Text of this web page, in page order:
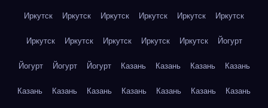
Иркутск Иркутск Иркутск Иркутск Иркутск Иркутск
Иркутск Иркутск Иркутск Иркутск Иркутск Йогурт
Йогурт Йогурт Йогурт Казань Казань Казань Казань
Казань Казань Казань Казань Казань Казань Казань